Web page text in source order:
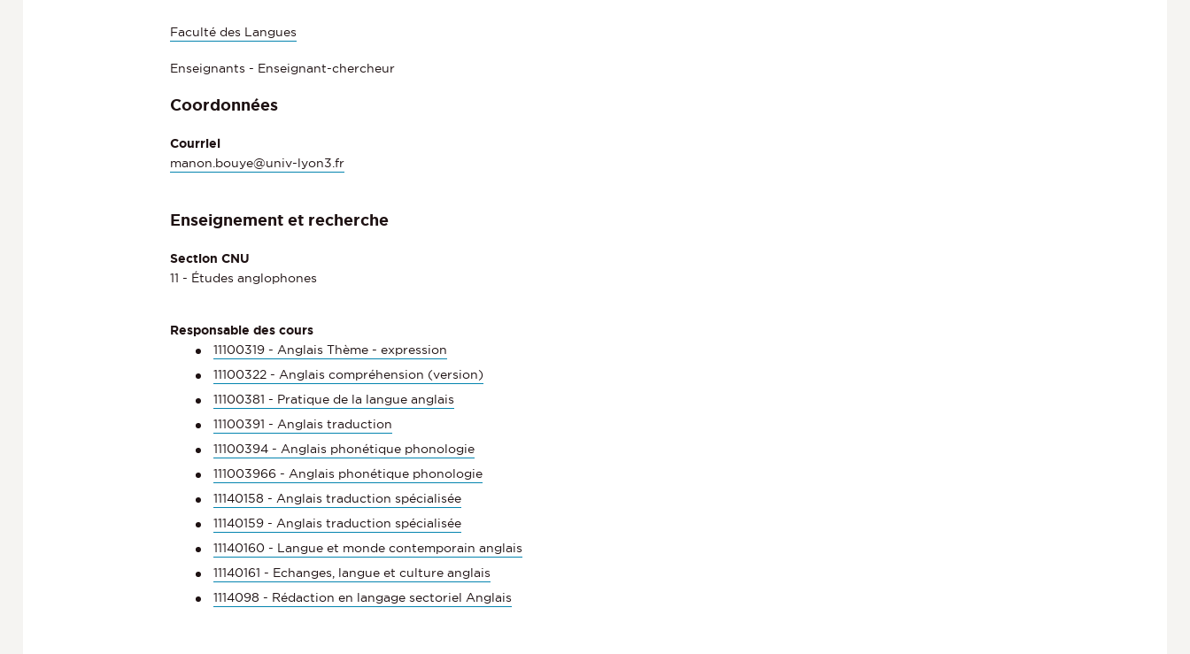
Faculté des Langues
Enseignants - Enseignant-chercheur
Coordonnées
Courriel
manon.bouye@univ-lyon3.fr
Enseignement et recherche
Section CNU
11 - Études anglophones
Responsable des cours
11100319 - Anglais Thème - expression
11100322 - Anglais compréhension (version)
11100381 - Pratique de la langue anglais
11100391 - Anglais traduction
11100394 - Anglais phonétique phonologie
111003966 - Anglais phonétique phonologie
11140158 - Anglais traduction spécialisée
11140159 - Anglais traduction spécialisée
11140160 - Langue et monde contemporain anglais
11140161 - Echanges, langue et culture anglais
1114098 - Rédaction en langage sectoriel Anglais